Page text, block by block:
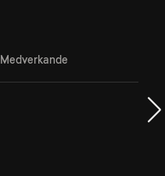
Medverkande